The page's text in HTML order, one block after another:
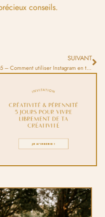
conseils.
SUIVANT
#65 – Comment utiliser Instagram en tant qu’illustrateur·trice ?